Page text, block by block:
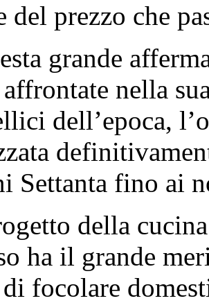
del prezzo che
grande
nella
dell’epoca,
Settanta fino ai
della
ha il grande
focolare